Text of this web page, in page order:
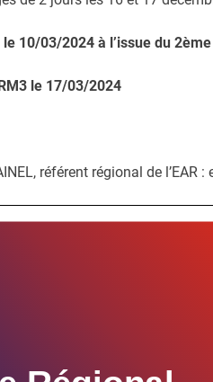
10/03/2024 à l’issue du
le 17/03/2024
référent régional de l’EAR